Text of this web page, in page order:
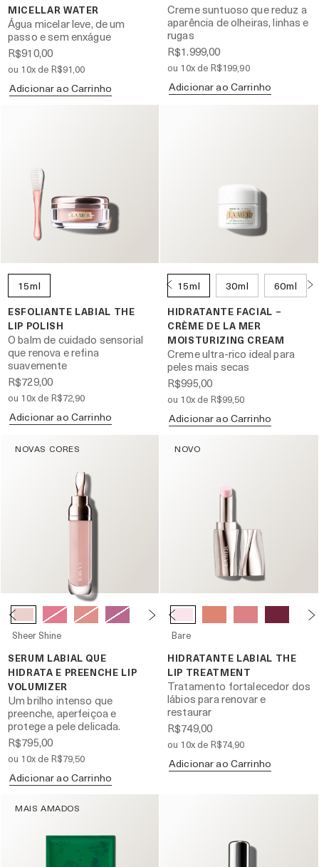
MICELLAR WATER
Água micelar leve, de um
passo e sem enxágue
R$910,00
ou 10x de R$91,00
Adicionar ao Carrinho
Creme suntuoso que reduz a
aparência de olheiras, linhas e
rugas
R$1.999,00
ou 10x de R$199,90
Adicionar ao Carrinho
15ml
ESFOLIANTE LABIAL THE
LIP POLISH
O balm de cuidado sensorial
que renova e refina
suavemente
R$729,00
ou 10x de R$72,90
Adicionar ao Carrinho
15ml 30ml 60ml
HIDRATANTE FACIAL –
CRÈME DE LA MER
MOISTURIZING CREAM
Creme ultra-rico ideal para
peles mais secas
R$995,00
ou 10x de R$99,50
Adicionar ao Carrinho
NOVAS CORES
Sheer Shine
SERUM LABIAL QUE
HIDRATA E PREENCHE LIP
VOLUMIZER
Um brilho intenso que
preenche, aperfeiçoa e
protege a pele delicada.
R$795,00
ou 10x de R$79,50
Adicionar ao Carrinho
NOVO
Bare
HIDRATANTE LABIAL THE
LIP TREATMENT
Tratamento fortalecedor dos
lábios para renovar e
restaurar
R$749,00
ou 10x de R$74,90
Adicionar ao Carrinho
MAIS AMADOS